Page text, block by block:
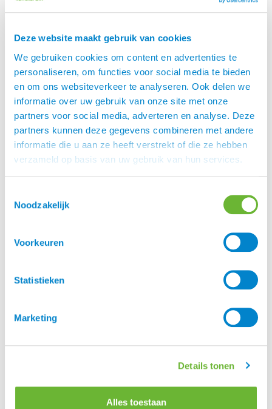
Deze website maakt gebruik van cookies
We gebruiken cookies om content en advertenties te
personaliseren, om functies voor social media te bieden
en om ons websiteverkeer te analyseren. Ook delen we
informatie over uw gebruik van onze site met onze
partners voor social media, adverteren en analyse. Deze
partners kunnen deze gegevens combineren met andere
informatie die u aan ze heeft verstrekt of die ze hebben
verzameld op basis van uw gebruik van hun services.
Noodzakelijk
Voorkeuren
Statistieken
Marketing
Details tonen
Alles toestaan
UHIP Rainy jack 2.0
€215,00
UHIP Urban Stretch
€ 375,00
UHIP Artic Puffer Coat
€415,00